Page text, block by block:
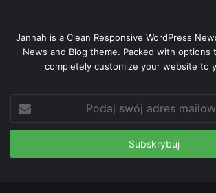
Jannah is a Clean Responsive WordPress
News and Blog theme. Packed with options
completely customize your website to
swój
adres